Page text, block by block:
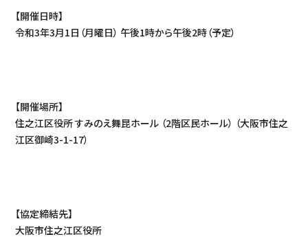
【開催日時】
令和3年3月1日（月曜日） 午後1時から午後2時（予定）
【開催場所】
住之江区役所 すみのえ舞昆ホール （2階区民ホール） （大阪市住之
江区御崎3-1-17）
【協定締結先】
大阪市住之江区役所